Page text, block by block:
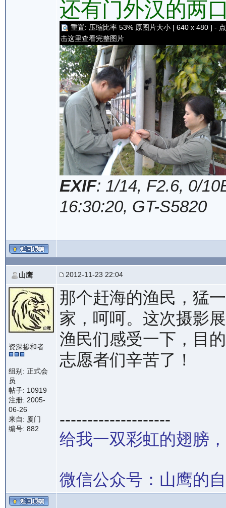
还有门外汉的两
重置: 压缩比率 53% 原图片大小 [ 640 x 480 ] - 点
击这里查看完整图片
EXIF: 1/14, F2.6, 0/
16:30:20, GT-S5820
山鹰 2012-11-23 22:04
资深掺和者
组别: 正式会
员
帖子: 10919
注册: 2005-
06-26
来自: 厦门
编号: 882
那个赶海的渔民，猛
家，呵呵。这次摄影
渔民们感受一下，目
志愿者们辛苦了！
--------------------
给我一双彩虹的翅膀
微信公众号：山鹰的